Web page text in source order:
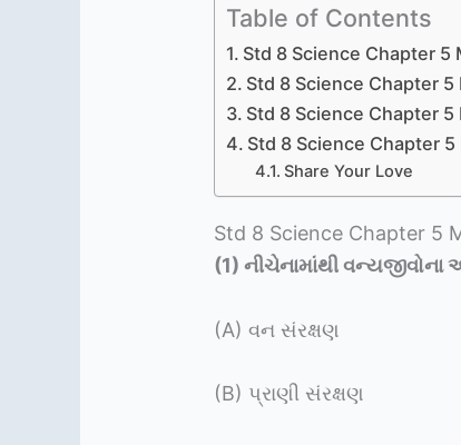
Table of Contents
Std 8 Science Chapter 5
Std 8 Science Chapter 5
Std 8 Science Chapter
Std 8 Science Chapter
Share Your Love
Std 8 Science Chapter 5
(1)નીચેનામાંથી વન્યજીવોના
(A) વન સંરક્ષણ
(B) પ્રાણી સંરક્ષણ